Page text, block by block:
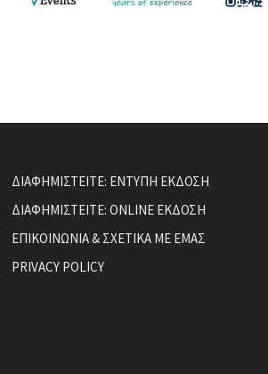
ΔΙΑΦΗΜΙΣΤΕΙΤΕ: ΕΝΤΥΠΗ ΕΚΔΟΣΗ
ΔΙΑΦΗΜΙΣΤΕΙΤΕ: ONLINE ΕΚΔΟΣΗ
ΕΠΙΚΟΙΝΩΝΙΑ & ΣΧΕΤΙΚΑ ΜΕ ΕΜΑΣ
PRIVACY POLICY